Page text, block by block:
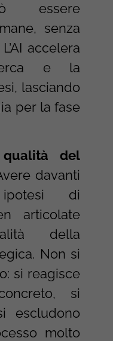
essere
senza
accelera
e la
lasciando
per la fase
qualità del
davanti
di
articolate
della
Non si
si reagisce
si
escludono
molto